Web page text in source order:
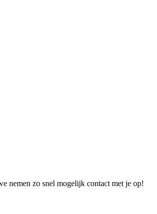
nemen zo snel mogelijk contact met je op!